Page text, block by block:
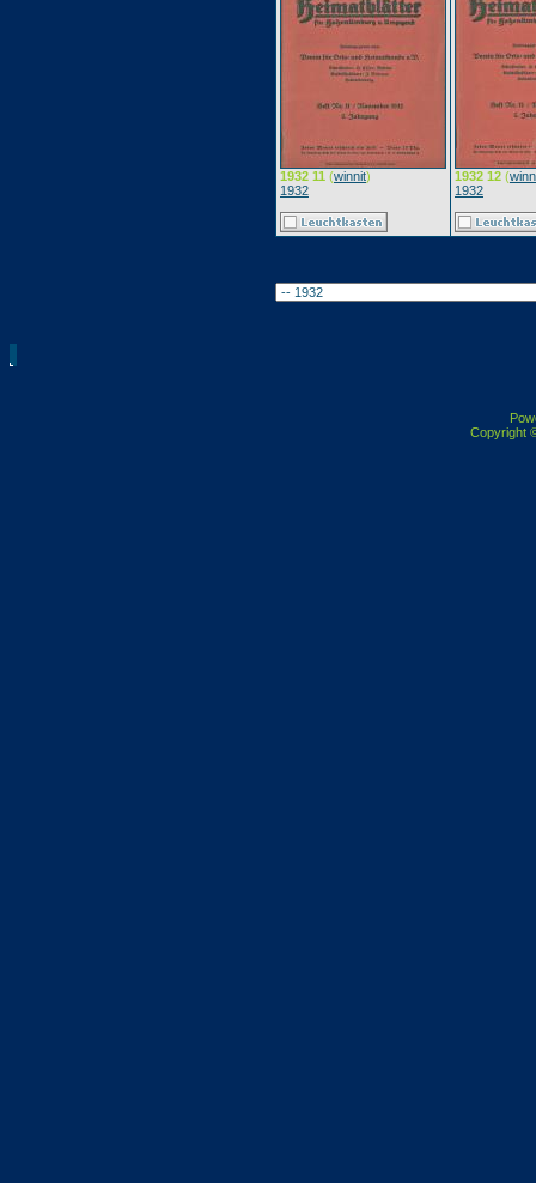
1932 11 (winnit)
1932
1932 12 (
1932
Copyright